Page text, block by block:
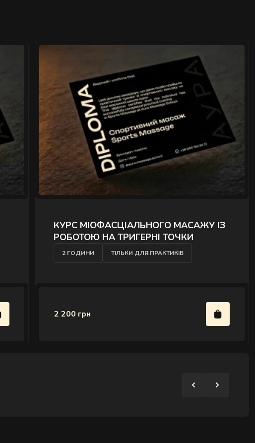
">
КУРС МІОФАСЦІАЛЬНОГО МАСАЖУ ІЗ
РОБОТОЮ НА ТРИГЕРНІ ТОЧКИ
2 ГОДИНИ ТІЛЬКИ ДЛЯ ПРАКТИКІВ
2 200 грн